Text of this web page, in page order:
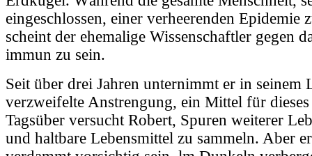
eingeschlossen, einer verheerenden Epidemie
scheint der ehemalige Wissenschaftler gegen
immun zu sein.
Seit über drei Jahren unternimmt er in seinem
verzweifelte Anstrengung, ein Mittel für
Tagsüber versucht Robert, Spuren weiterer
und haltbare Lebensmittel zu sammeln. Aber